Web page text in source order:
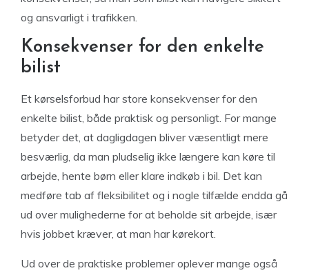
og ansvarligt i trafikken.
Konsekvenser for den enkelte
bilist
Et kørselsforbud har store konsekvenser for den
enkelte bilist, både praktisk og personligt. For mange
betyder det, at dagligdagen bliver væsentligt mere
besværlig, da man pludselig ikke længere kan køre til
arbejde, hente børn eller klare indkøb i bil. Det kan
medføre tab af fleksibilitet og i nogle tilfælde endda gå
ud over mulighederne for at beholde sit arbejde, især
hvis jobbet kræver, at man har kørekort.
Ud over de praktiske problemer oplever mange også